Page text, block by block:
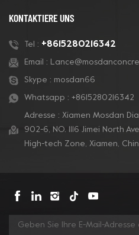
KONTAKTIERE UNS
Tel : +8615280216342
Email :
Skype : mosdan66
Whatsapp : +8615280216342
Adresse : Xiamen Mosdan
902-6, NO. 1116 Jimei North
High-tech Zone, Xiamen,